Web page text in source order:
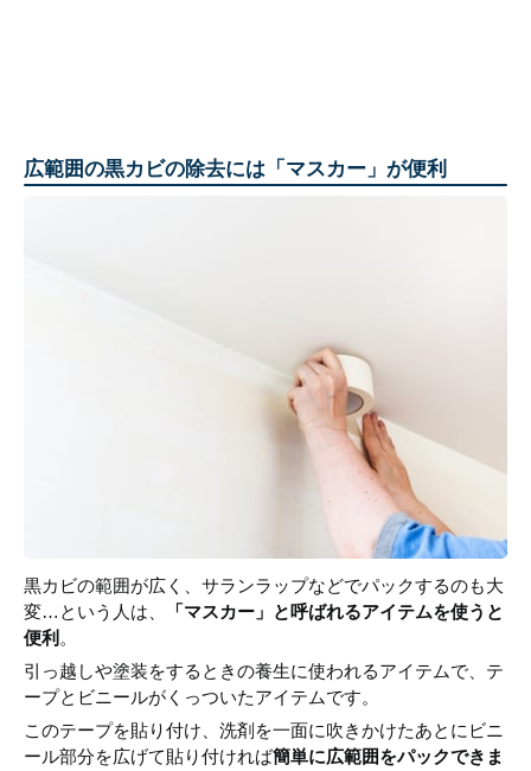
広範囲の黒カビの除去には「マスカー」が便利
黒カビの範囲が広く、サランラップなどでパックするのも大
変…という人は、
「マスカー」と呼ばれるアイテムを使うと
便利 。
引っ越しや塗装をするときの養生に使われるアイテムで、テ
ープとビニールがくっついたアイテムです。
このテープを貼り付け、洗剤を一面に吹きかけたあとにビニ
ール部分を広げて貼り付ければ簡単に広範囲をパックできま